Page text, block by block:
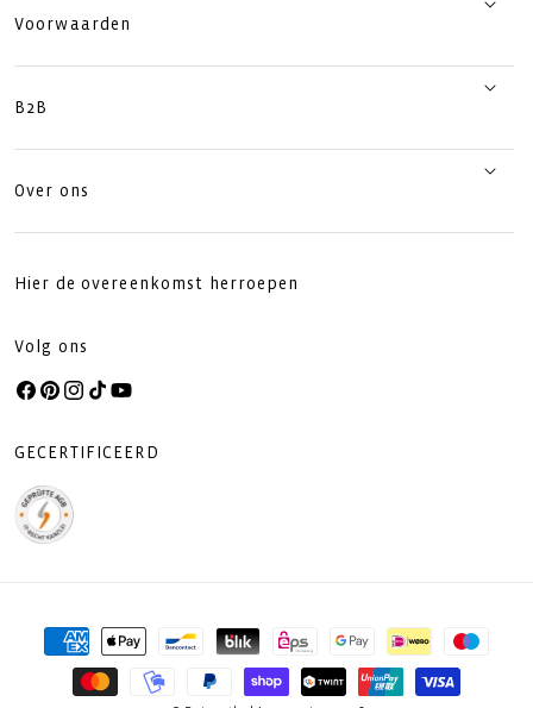
Voorwaarden
B2B
Over ons
Hier de overeenkomst herroepen
Volg ons
Facebook
Pinterest
Instagram
TikTokYouTube
GECERTIFICEERD
Betaalmethoden